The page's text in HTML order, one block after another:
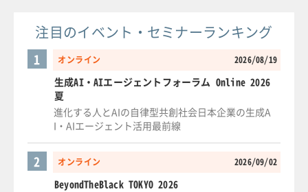
注目のイベント・セミナーランキング
オンライン 2026/08/19
1
生成AI・AIエージェントフォーラム Online 2026
夏
進化する人とAIの自律型共創社会日本企業の生成A
I・AIエージェント活用最前線
オンライン 2026/09/02
2
BeyondTheBlack TOKYO 2026